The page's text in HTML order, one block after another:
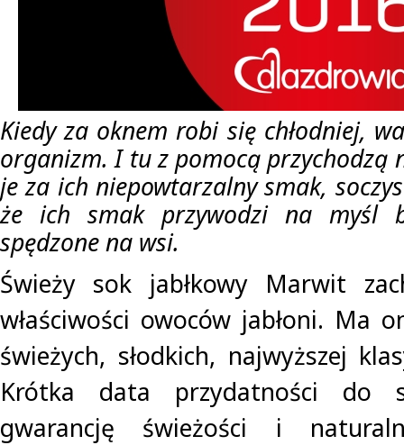
Kiedy za oknem robi się chłodniej,
organizm. I tu z pomocą przychodzą
je za ich niepowtarzalny smak,
że ich smak przywodzi na myśl
spędzone na wsi.
Świeży sok jabłkowy Marwit
właściwości owoców jabłoni. Ma
świeżych, słodkich, najwyższej
Krótka data przydatności do
gwarancję świeżości i